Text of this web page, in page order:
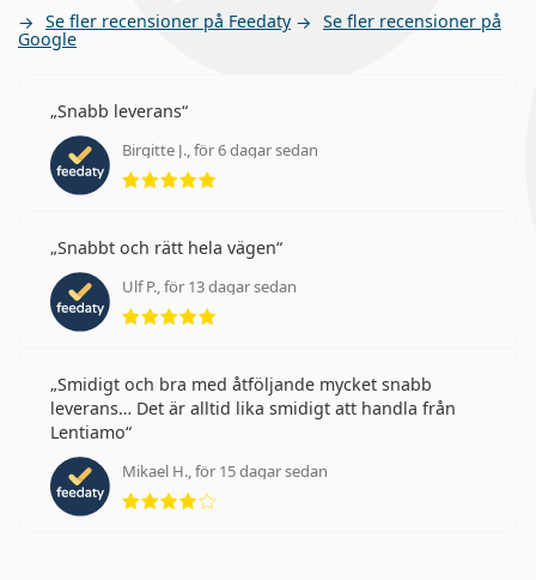
Se fler recensioner på Feedaty Se fler recensioner på
Google
Snabb leverans
Birgitte J., för 6 dagar sedan
Betyg 5 av 5
Snabbt och rätt hela vägen
Ulf P., för 13 dagar sedan
Betyg 5 av 5
Smidigt och bra med åtföljande mycket snabb
leverans… Det är alltid lika smidigt att handla från
Lentiamo
Mikael H., för 15 dagar sedan
Betyg 4 av 5